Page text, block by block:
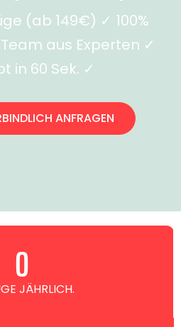
(ab 149€) ✓ 100%
aus Experten ✓
in 60 Sek. ✓
ANFRAGEN
JÄHRLICH.
0